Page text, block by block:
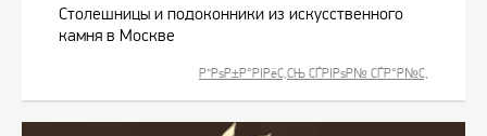
Столешницы и подоконники из искусственного
камня в Москве
Р”РѕР±Р°РІРёС‚СЊ СЃРІРѕР№ СЃР°Р№С‚